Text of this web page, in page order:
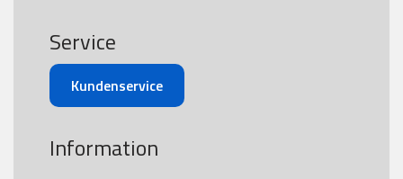
Service
Kundenservice
Information